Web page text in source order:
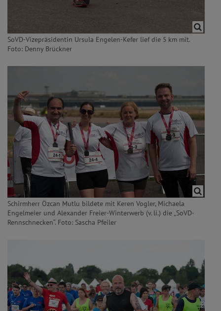
SoVD-Vizepräsidentin Ursula Engelen-Kefer lief die 5 km mit.
Foto: Denny Brückner
Schirmherr Özcan Mutlu bildete mit Keren Vogler, Michaela
Engelmeier und Alexander Freier-Winterwerb (v. li.) die „SoVD-
Rennschnecken“. Foto: Sascha Pfeiler